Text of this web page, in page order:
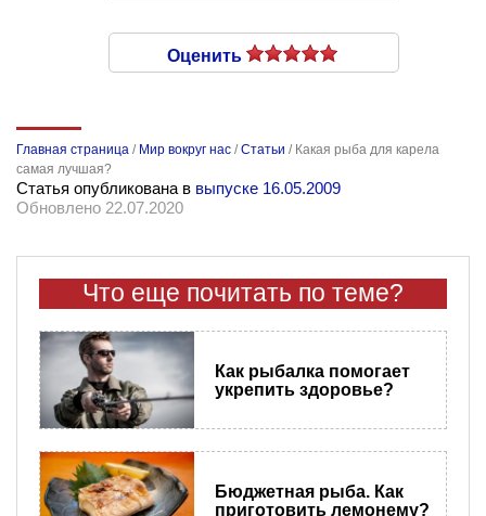
Оценить
Главная страница / Мир вокруг нас /Статьи / Какая рыба для карела
самая лучшая?
Статья опубликована в выпуске 16.05.2009
Обновлено 22.07.2020
Что еще почитать по теме?
Как рыбалка помогает
укрепить здоровье?
Бюджетная рыба. Как
приготовить лемонему?